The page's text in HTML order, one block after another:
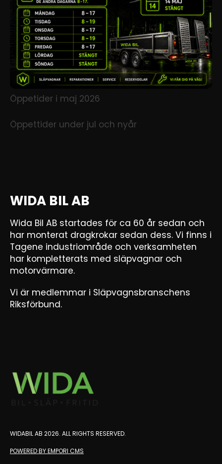
Öppetider i maj 2026
Öppettider under jul och nyår
WIDA BIL AB
Wida Bil AB startades för ca 60 år sedan och
har monterat dragkrokar sedan dess. Vi finns i
Tagene industriområde och verksamheten
har kompletterats med släpvagnar och
motorvärmare.
Vi är medlemmar i Släpvagnsbranschens
Riksförbund.
WIDABIL AB 2026. ALL RIGHTS RESERVED.
POWERED BY EMPORI CMS